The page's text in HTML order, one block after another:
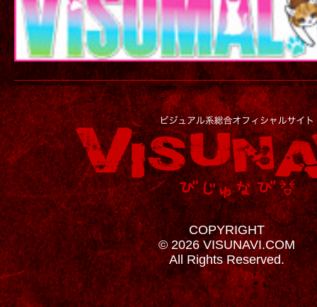
COPYRIGHT
© 2026 VISUNAVI.COM
All Rights Reserved.